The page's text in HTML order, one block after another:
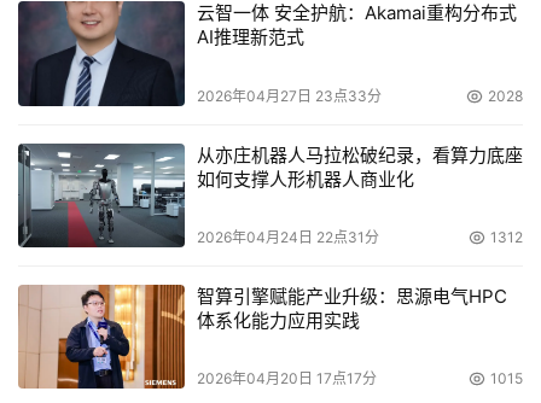
拉的
战略重心已完全转向TaaS。基于“超过90%的车辆行驶
里程中，乘客数量不超过两人”的数据洞察，特斯拉推出了
无方向盘、无踏板的2座车型Cybercab，并辅以Model Y
特斯拉的核心壁垒在于“制造+算法+能源”的闭环。
球900万辆特斯拉汽车，他们组成了规模庞大的真实世界数
据收集网络;通过持续迭代纯视觉方案，FSD v13在复杂城市
路况下的接管率已降至每1000英里仅需0.3次，超过人类驾
驶员平均水平;4680电池正负极全干法电极的量产突破，使
特斯拉掌控着成本最优的能源载体。这种从造车到技术再到
补能的通吃模式，使其能将Robotaxi的单公里成本压缩至
云智一体 安全护航：Akamai重构分布式
AI推理新范式
2026年04月27日 23点33分 2028
从亦庄机器人马拉松破纪录，看算力底座
如何支撑人形机器人商业化
2026年04月24日 22点31分 1312
智算引擎赋能产业升级：思源电气HPC
体系化能力应用实践
2026年04月20日 17点17分 1015